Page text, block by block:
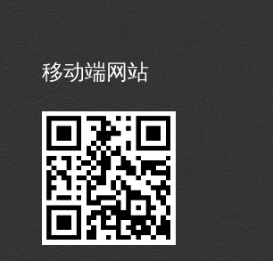
移动端网站